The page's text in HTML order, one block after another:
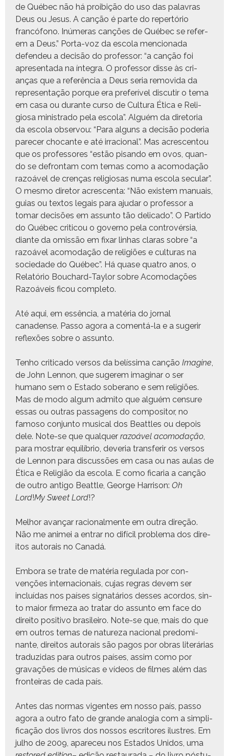
de Québec não há proibição do uso das palavras
Deus ou Jesus. A canção é parte do repertório
francó­fono. Inúmeras canções de Québec se ref­er­
em a Deus.” Por­ta-voz da esco­la men­ciona­da
defend­eu a decisão do pro­fes­sor: “a canção foi
apre­sen­ta­da na ínte­gra. O pro­fes­sor disse às cri­
anças que a refer­ên­cia a Deus seria removi­da da
rep­re­sen­tação porque era prefer­ív­el dis­cu­tir o tema
em casa ou durante cur­so de Cul­tura Éti­ca e Reli­
giosa min­istra­do pela esco­la”. Alguém da dire­to­ria
da esco­la obser­vou: “Para alguns a decisão pode­ria
pare­cer chocante e até irra­cional”. Mas acres­cen­tou
que os pro­fes­sores “estão pisan­do em ovos, quan­
do se defrontam com temas como a aco­modação
razoáv­el de crenças reli­giosas numa esco­la sec­u­lar”.
O mes­mo dire­tor acres­cen­ta: “Não exis­tem man­u­ais,
guias ou tex­tos legais para aju­dar o pro­fes­sor a
tomar decisões em assun­to tão del­i­ca­do”. O Par­tido
do Québec criti­cou o gov­er­no pela con­tro­vér­sia,
diante da omis­são em fixar lin­has claras sobre “a
razoáv­el aco­modação de religiões e cul­turas na
sociedade do Québec”. Há quase qua­tro anos, o
Relatório Bouchard-Tay­lor sobre Aco­modações
Razoáveis ficou completo.
Até aqui, em essên­cia, a matéria do jor­nal
canadense. Pas­so ago­ra a comen­tá-la e a sug­erir
reflexões sobre o assunto.
Ten­ho crit­i­ca­do ver­sos da belís­si­ma canção Imag­ine
de John Lennon, que sug­erem imag­i­nar o ser
humano sem o Esta­do sober­a­no e sem religiões.
Mas de modo algum admi­to que alguém cen­sure
essas ou out­ras pas­sagens do com­pos­i­tor, no
famoso con­jun­to musi­cal dos Beat­tles ou depois
dele. Note-se que qual­quer razoáv­el aco­modação
para mostrar equi­líbrio, dev­e­ria trans­ferir os ver­sos
de Lennon para dis­cussões em casa ou nas aulas de
Éti­ca e Religião da esco­la. E como ficaria a canção
de out­ro anti­go Beat­tle, George Har­ri­son: Oh
Lord!My Sweet Lord!?
Mel­hor avançar racional­mente em out­ra direção.
Não me ani­mei a entrar no difí­cil prob­le­ma dos dire­
itos autorais no Canadá.
Emb­o­ra se trate de matéria reg­u­la­da por con­
venções inter­na­cionais, cujas regras devem ser
incluí­das nos país­es sig­natários dess­es acor­dos, sin­
to maior firmeza ao tratar do assun­to em face do
dire­ito pos­i­ti­vo brasileiro. Note-se que, mais do que
em out­ros temas de natureza nacional pre­dom­i­
nante, dire­itos autorais são pagos por obras literárias
traduzi­das para out­ros país­es, assim como por
gravações de músi­cas e vídeos de filmes além das
fron­teiras de cada país.
Antes das nor­mas vigentes em nos­so país, pas­so
ago­ra a out­ro fato de grande analo­gia com a sim­pli­
fi­cação dos livros dos nos­sos escritores ilus­tres. Em
jul­ho de 2009, apare­ceu nos Esta­dos Unidos, uma